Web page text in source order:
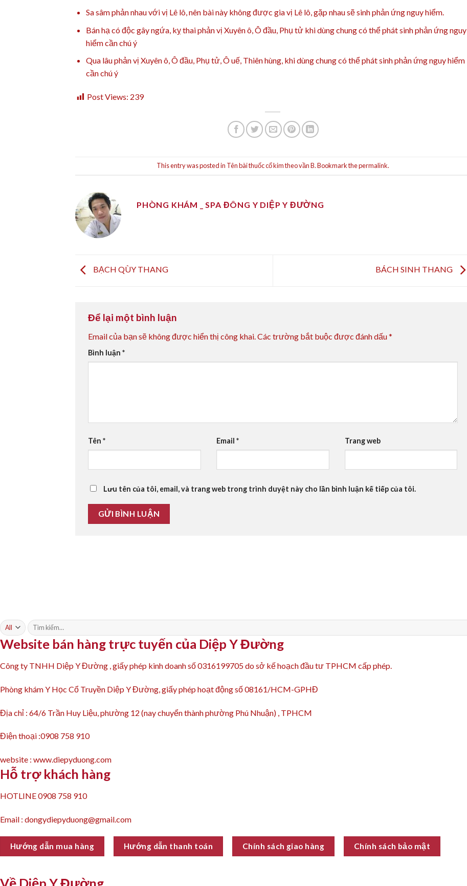
Sa sâm phản nhau với vị Lê lô, nên bài này không được gia vị Lê lô, gặp nhau sẽ sinh phản ứng nguy hiểm.
Bán hạ có độc gây ngứa, kỵ thai phản vị Xuyên ô, Ô đầu, Phụ tử khi dùng chung có thể phát sinh phản ứng nguy
hiểm cần chú ý
Qua lâu phản vị Xuyên ô, Ô đầu, Phụ tử, Ô uế, Thiên hùng, khi dùng chung có thể phát sinh phản ứng nguy hiểm
cần chú ý
Post Views: 239
This entry was posted in Tên bài thuốc cổ kim theo vần B. Bookmark thepermalink.
PHÒNG KHÁM _ SPA ĐÔNG Y DIỆP Y ĐƯỜNG
BẠCH QÙY THANG BÁCH SINH THANG
Để lại một bình luận
Email của bạn sẽ không được hiển thị công khai.Các trường bắt buộc được đánh dấu*
Bình luận *
Tên * Email * Trang web
Lưu tên của tôi, email, và trang web trong trình duyệt này cho lần bình luận kế tiếp của tôi.
Tìm
kiếm:
Website bán hàng trực tuyến của Diệp Y Đường
Công ty TNHH Diệp Y Đường , giấy phép kinh doanh số 0316199705 do sở kế hoạch đầu tư TPHCM cấp phép.
Phòng khám Y Học Cổ Truyền Diệp Y Đường, giấy phép hoạt động số 08161/HCM-GPHĐ
Địa chỉ : 64/6 Trần Huy Liệu, phường 12 (nay chuyển thành phường Phú Nhuận) , TPHCM
Điện thoại :0908 758 910
website : www.diepyduong.com
Hỗ trợ khách hàng
HOTLINE 0908 758 910
Email : dongydiepyduong@gmail.com
Hướng dẫn mua hàng Hướng dẫn thanh toán Chính sách giao hàng Chính sách bảo mật
Về Diệp Y Đường